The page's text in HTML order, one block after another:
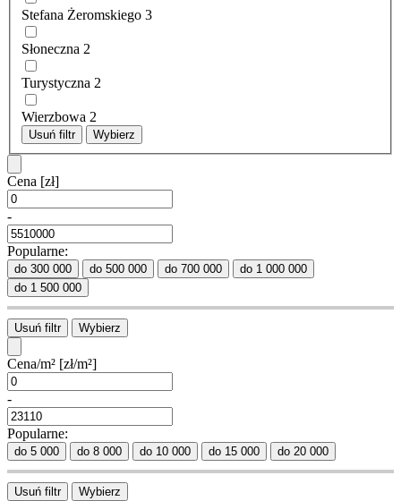
Stefana Żeromskiego 3
Słoneczna 2
Turystyczna 2
Wierzbowa 2
Usuń filtr Wybierz
Cena [zł]
-
Popularne:
do 300 000 do 500 000 do 700 000
do 1 000 000
do 1 500 000
Usuń filtr Wybierz
Cena/m² [zł/m²]
-
Popularne:
do 5 000 do 8 000 do 10 000 do 15 000 do 20 000
Usuń filtr Wybierz